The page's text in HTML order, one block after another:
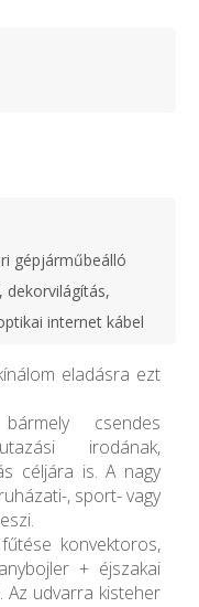
gépjárműbeálló
dekorvilágítás,
internet kábel
eladásra ezt
csendes
irodának,
céljára is. A nagy
, sport- vagy
konvektoros,
+ éjszakai
Az udvarra kisteher